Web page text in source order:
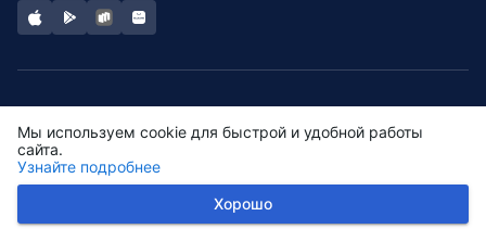
Мы используем cookie для быстрой и удобной работы
сайта.
Узнайте подробнее
Хорошо
предоставляет услуги по заказу
.Работает на платформе
+7 965 930 30 30